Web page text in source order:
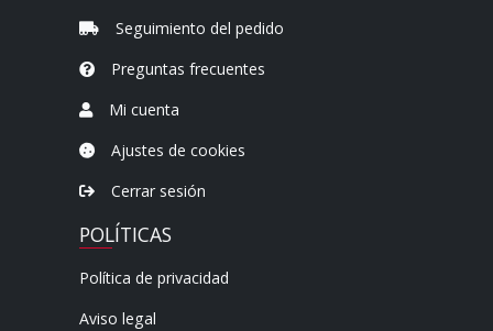
Seguimiento del pedido
Preguntas frecuentes
Mi cuenta
Ajustes de cookies
Cerrar sesión
POLÍTICAS
Política de privacidad
Aviso legal